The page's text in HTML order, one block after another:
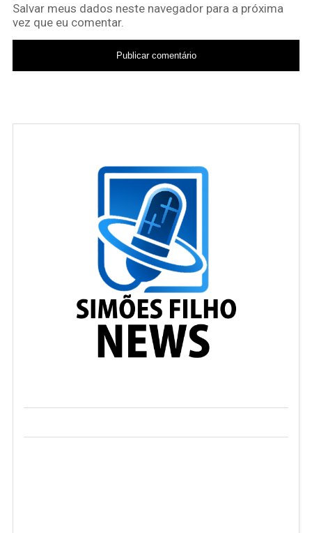
Salvar meus dados neste navegador para a próxima
vez que eu comentar.